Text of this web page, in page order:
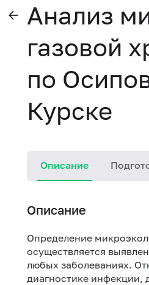
Анализ
газовой
по
Курске
Описание
Описание
Определение
осуществляется
любых заболеваниях.
диагностике инфекции,